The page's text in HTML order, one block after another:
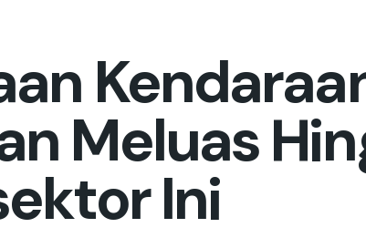
Meluas
Ini